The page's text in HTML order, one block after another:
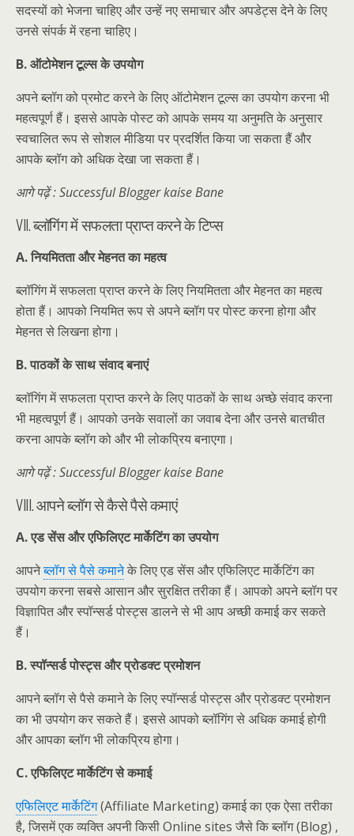
सदस्यों को भेजना चाहिए और उन्हें नए समाचार और अपडेट्स देने के लिए
उनसे संपर्क में रहना चाहिए।
B. ऑटोमेशन टूल्स के उपयोग
अपने ब्लॉग को प्रमोट करने के लिए ऑटोमेशन टूल्स का उपयोग करना भी
महत्वपूर्ण हैं। इससे आपके पोस्ट को आपके समय या अनुमति के अनुसार
स्वचालित रूप से सोशल मीडिया पर प्रदर्शित किया जा सकता हैं और
आपके ब्लॉग को अधिक देखा जा सकता हैं।
आगे पढ़ें : Successful Blogger kaise Bane
VII. ब्लॉगिंग में सफलता प्राप्त करने के टिप्स
A. नियमितता और मेहनत का महत्व
ब्लॉगिंग में सफलता प्राप्त करने के लिए नियमितता और मेहनत का महत्व
होता हैं। आपको नियमित रूप से अपने ब्लॉग पर पोस्ट करना होगा और
मेहनत से लिखना होगा।
B. पाठकों के साथ संवाद बनाएं
ब्लॉगिंग में सफलता प्राप्त करने के लिए पाठकों के साथ अच्छे संवाद करना
भी महत्वपूर्ण हैं। आपको उनके सवालों का जवाब देना और उनसे बातचीत
करना आपके ब्लॉग को और भी लोकप्रिय बनाएगा।
आगे पढ़ें : Successful Blogger kaise Bane
VIII. आपने ब्लॉग से कैसे पैसे कमाएं
A. एड सेंस और एफिलिएट मार्केटिंग का उपयोग
आपनेब्लॉग से पैसे कमानेके लिए एड सेंस और एफिलिएट मार्केटिंग का
उपयोग करना सबसे आसान और सुरक्षित तरीका हैं। आपको अपने ब्लॉग पर
विज्ञापित और स्पॉन्सर्ड पोस्ट्स डालने से भी आप अच्छी कमाई कर सकते
हैं।
B. स्पॉन्सर्ड पोस्ट्स और प्रोडक्ट प्रमोशन
आपने ब्लॉग से पैसे कमाने के लिए स्पॉन्सर्ड पोस्ट्स और प्रोडक्ट प्रमोशन
का भी उपयोग कर सकते हैं। इससे आपको ब्लॉगिंग से अधिक कमाई होगी
और आपका ब्लॉग भी लोकप्रिय होगा।
C. एफिलिएट मार्केटिंग से कमाई
एफिलिएट मार्केटिंग(Affiliate Marketing) कमाई का एक ऐसा तरीका
है, जिसमें एक व्यक्ति अपनी किसी Online sites जैसे कि ब्लॉग (Blog) ,